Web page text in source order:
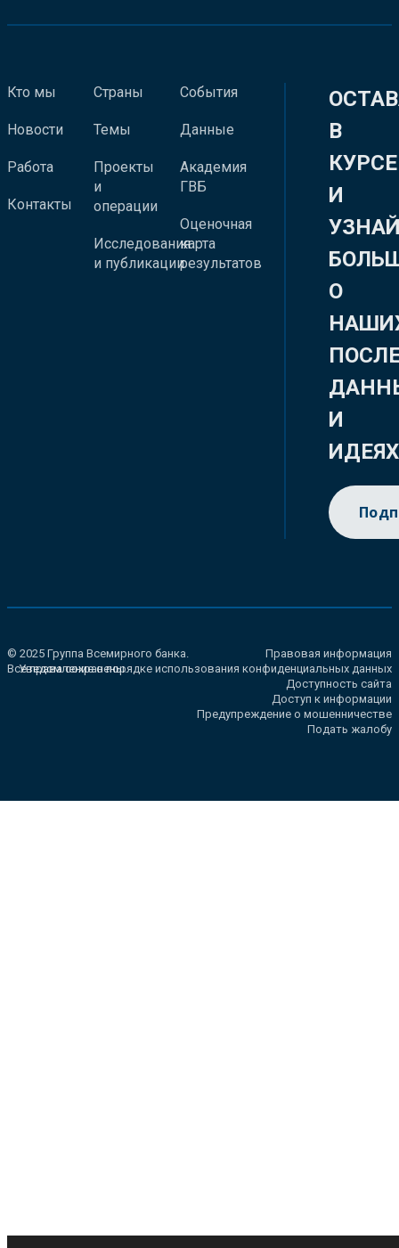
Кто мы
Новости
Работа
Контакты
Страны
Темы
Проекты
и
операции
Исследования
и публикации
События
Данные
Академия
ГВБ
Оценочная
карта
результатов
В
КУРСЕ
И
О
И
ИДЕЯХ
© 2025 Группа Всемирного банка.
Все права сохранены.
Правовая информация
Уведомление о порядке использования конфиденциальных данных
Доступность сайта
Доступ к информации
Предупреждение о мошенничестве
Подать жалобу